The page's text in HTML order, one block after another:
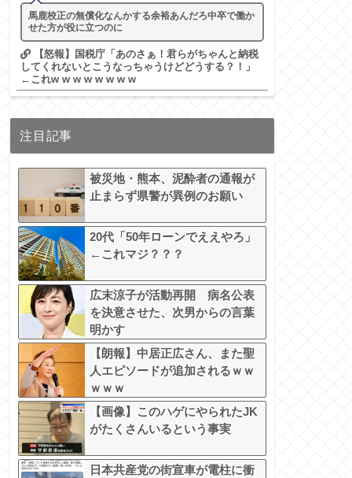
馬鹿校正の無償化なんかする余裕あんだろ中卒で働か
せた方が役に立つのに
【怒報】国税庁「あのさぁ！君らがちゃんと納税
してくれないとこうなっちゃうけどどうする？！」
←これw w w w w w w w
注目記事
被災地・熊本、泥酔者の通報が
止まらず県警が異例のお願い
20代「50年ローンでええやろ」
←これマジ？？？
広末涼子が活動再開 病名公表
を決意させた、次男からの言葉
明かす
【朗報】中居正広さん、また聖
人エピソードが追加されるｗｗ
ｗｗｗ
【画像】このハゲにやられたJK
がたくさんいるという事実
日本共産党の街宣車が電柱に衝